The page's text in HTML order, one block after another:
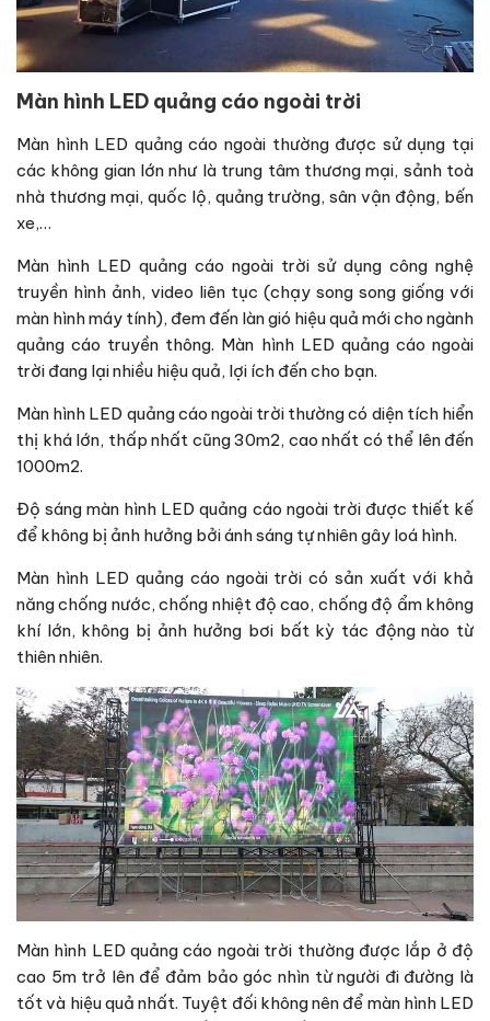
Màn hình LED quảng cáo ngoài trời
Màn hình LED quảng cáo ngoài thường được sử dụng tại
các không gian lớn như là trung tâm thương mại, sảnh toà
nhà thương mại, quốc lộ, quảng trường, sân vận động, bến
xe,…
Màn hình LED quảng cáo ngoài trời sử dụng công nghệ
truyền hình ảnh, video liên tục (chạy song song giống với
màn hình máy tính), đem đến làn gió hiệu quả mới cho ngành
quảng cáo truyền thông. Màn hình LED quảng cáo ngoài
trời đang lại nhiều hiệu quả, lợi ích đến cho bạn.
Màn hình LED quảng cáo ngoài trời thường có diện tích hiển
thị khá lớn, thấp nhất cũng 30m2, cao nhất có thể lên đến
1000m2.
Độ sáng màn hình LED quảng cáo ngoài trời được thiết kế
để không bị ảnh hưởng bởi ánh sáng tự nhiên gây loá hình.
Màn hình LED quảng cáo ngoài trời có sản xuất với khả
năng chống nước, chống nhiệt độ cao, chống độ ẩm không
khí lớn, không bị ảnh hưởng bơi bất kỳ tác động nào từ
thiên nhiên.
Màn hình LED quảng cáo ngoài trời thường được lắp ở độ
cao 5m trở lên để đảm bảo góc nhìn từ người đi đường là
tốt và hiệu quả nhất. Tuyệt đối không nên để màn hình LED